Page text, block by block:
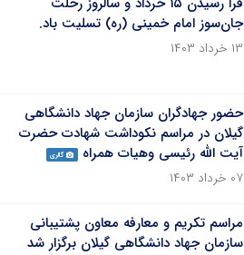
جان‌سوز امام خمینی (ره) تسلیت باد.
۱۳ خرداد ۱۴۰۳
حضور جهادگران سازمان جهاد دانشگاهی
گیلان در مراسم نکوداشت شهادت حضرت
آیت الله رئیسی وهیات همراه
گالری
۰۷ خرداد ۱۴۰۳
مراسم تکریم و معارفه معاون پشتیبانی
سازمان جهاد دانشگاهی گیلان برگزار شد